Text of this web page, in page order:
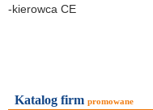
-kierowca CE
Katalog firm promowane